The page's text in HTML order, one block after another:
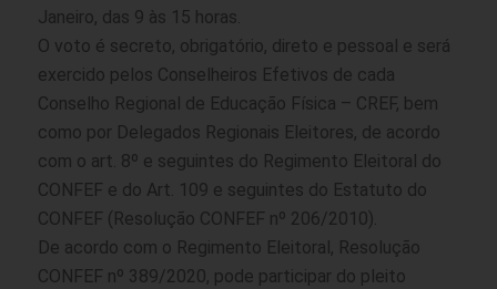
Janeiro, das 9 às 15 horas.
O voto é secreto, obrigatório, direto e pessoal e será
exercido pelos Conselheiros Efetivos de cada
Conselho Regional de Educação Física – CREF, bem
como por Delegados Regionais Eleitores, de acordo
com o art. 8º e seguintes do Regimento Eleitoral do
CONFEF e do Art. 109 e seguintes do Estatuto do
CONFEF (Resolução CONFEF nº 206/2010).
De acordo com o Regimento Eleitoral, Resolução
CONFEF nº 389/2020, pode participar do pleito